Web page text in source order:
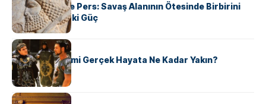
Antik Yunan ve Pers: Savaş Alanının Ötesinde Birbirini
Şekillendiren İki Güç
KÜLTÜR
‘Gladiator’ Filmi Gerçek Hayata Ne Kadar Yakın?
KÜLTÜR